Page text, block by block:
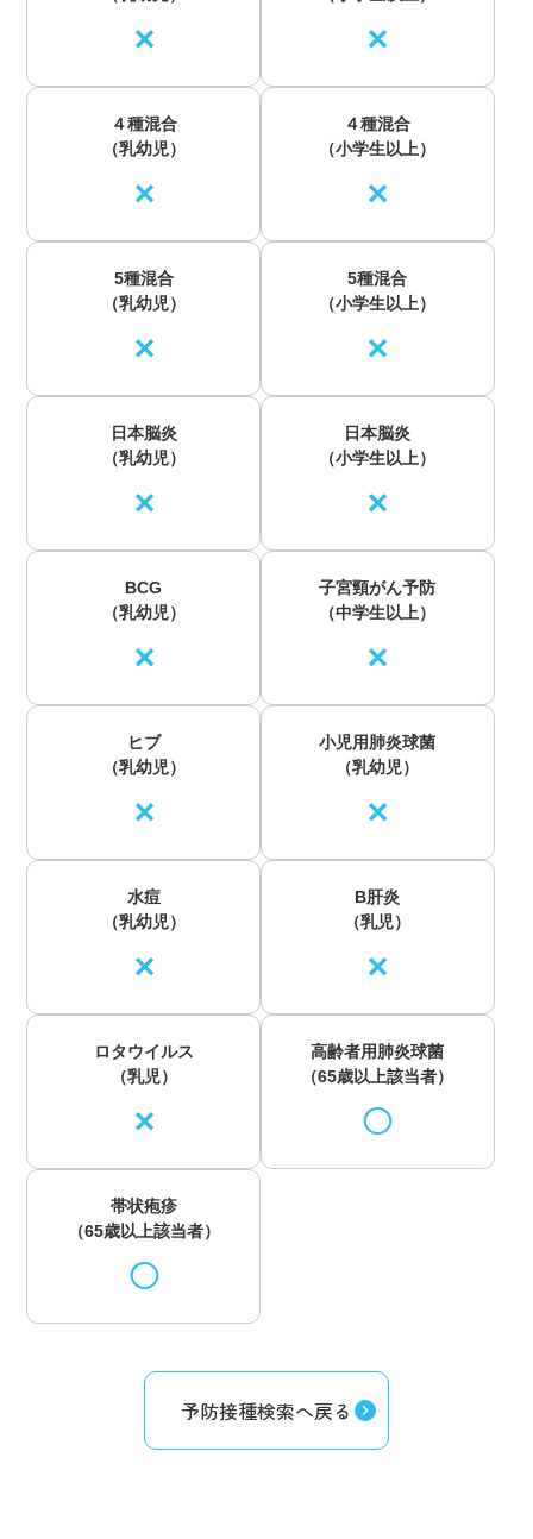
✕ ✕
４種混合
（乳幼児）
✕
４種混合
（小学生以上）
✕
5種混合
（乳幼児）
✕
5種混合
（小学生以上）
✕
日本脳炎
（乳幼児）
✕
日本脳炎
（小学生以上）
✕
BCG
（乳幼児）
✕
子宮頸がん予防
（中学生以上）
✕
ヒブ
（乳幼児）
✕
小児用肺炎球菌
（乳幼児）
✕
水痘
（乳幼児）
✕
B肝炎
（乳児）
✕
ロタウイルス
（乳児）
✕
高齢者用肺炎球菌
（65歳以上該当者）
◯
帯状疱疹
（65歳以上該当者）
◯
予防接種検索へ戻る